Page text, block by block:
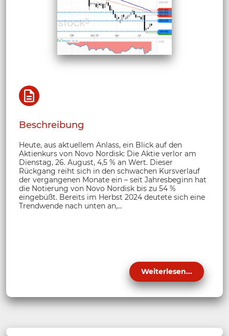
Beschreibung
Heute, aus aktuellem Anlass, ein Blick auf den
Aktienkurs von Novo Nordisk: Die Aktie verlor am
Dienstag, 26. August, 4,5 % an Wert. Dieser
Rückgang reiht sich in den schwachen Kursverlauf
der vergangenen Monate ein – seit Jahresbeginn hat
die Notierung von Novo Nordisk bis zu 54 %
eingebüßt. Bereits im Herbst 2024 deutete sich eine
Trendwende nach unten an,...
Weiterlesen...